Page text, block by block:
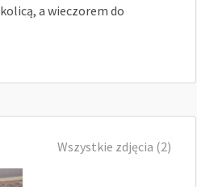
a wieczorem do
Wszystkie zdjęcia (2)